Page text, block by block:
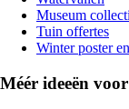
Museum
Tuin offertes
Winter poster
Méér ideeën